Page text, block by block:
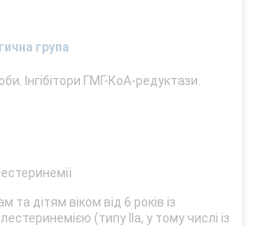
група
Інгібітори ГМГ-КоА-редуктази.
та дітям віком від 6 років із
(типу ІІа, у тому числі із